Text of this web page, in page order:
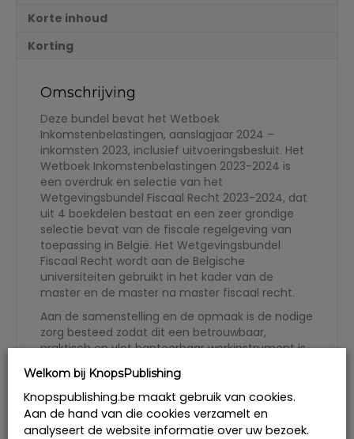
Korte inhoud
Korting
Omschrijving
Deze bundel bevat het Wetboek
Inkomstenbelastingen, aanslagjaar 2024 –
inkomsten 2023, inclusief uitvoeringsbesluit. Het
Wetboek Inkomstenbelastingen 2023-2024 is
een overdruk en selectie van het
Wetgevingsbundel Fiscaal Recht 2023-2024, dat
uit 4 boekdelen bestaat en een zeer grondige
selectie bevat van de fiscale regelgeving van
toepassing in België. Het Wetgevingsbundel
Fiscaal Recht wordt aan de Belgische
universiteiten gebruikt in het kader van de
master en de master na master fiscaal recht.
Aan de samenstelling en de opmaak is de nodige
zorg besteed zodat dit een betrouwbaar,
praktisch en vlot hanteerbaar werkinstrument is
voor iedereen die professioneel met fiscaliteit
bezig is. De editie 2023 is samengesteld aan de
hand van publieke bronnen zoals die op 1
augustus 2023 beschikbaar waren. De wetgeving
is tot die datum gecoördineerd en
Welkom bij KnopsPublishing
Knopspublishing.be maakt gebruik van cookies.
Aan de hand van die cookies verzamelt en
analyseert de website informatie over uw bezoek.